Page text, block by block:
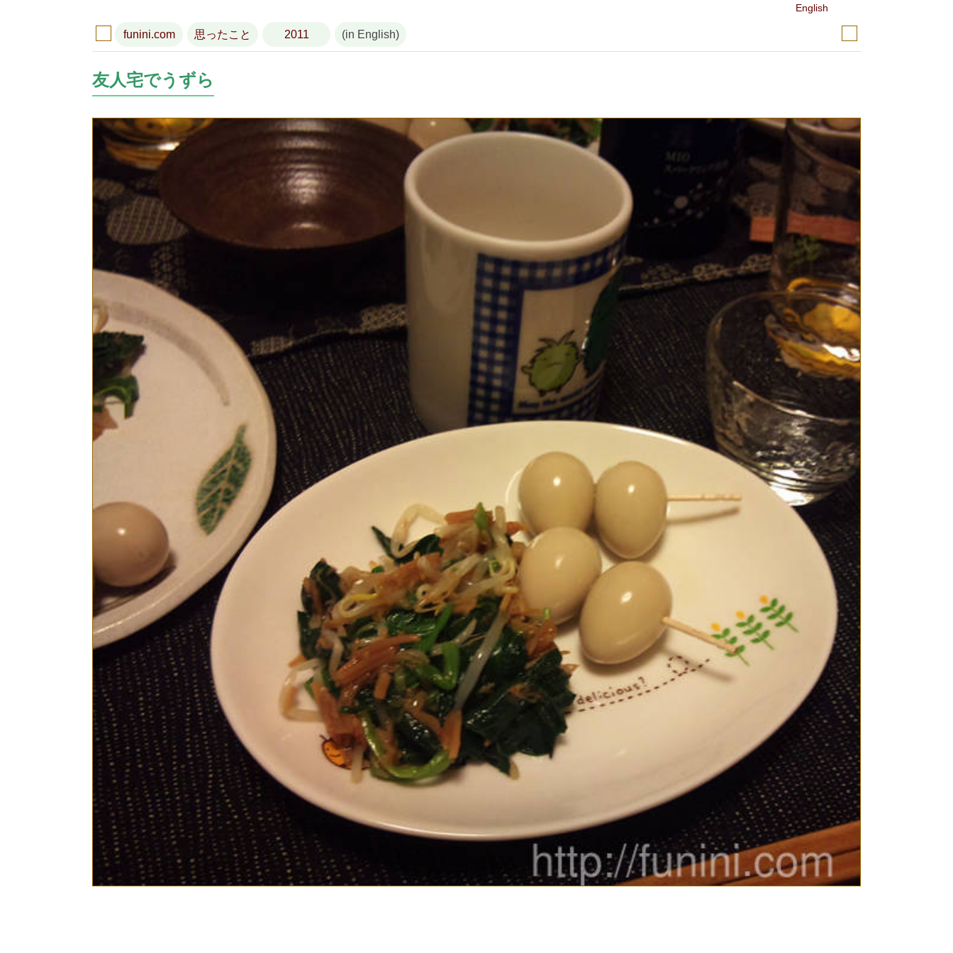
English
funini.com 思ったこと 2011 (in English)
友人宅でうずら